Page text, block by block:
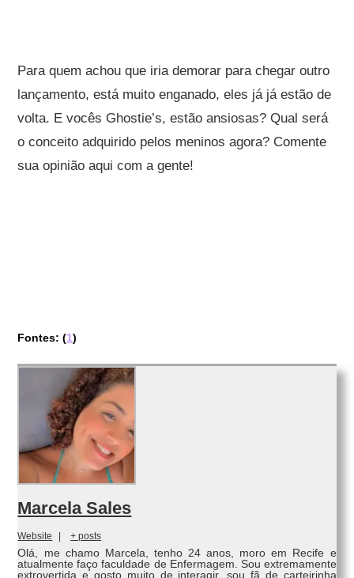
Para quem achou que iria demorar para chegar outro
lançamento, está muito enganado, eles já já estão de
volta. E vocês Ghostie’s, estão ansiosas? Qual será
o conceito adquirido pelos meninos agora? Comente
sua opinião aqui com a gente!
Fontes: (1)
Marcela Sales
Website + posts
Olá, me chamo Marcela, tenho 24 anos, moro em Recife e
atualmente faço faculdade de Enfermagem. Sou extremamente
extrovertida e gosto muito de interagir, sou fã de carteirinha